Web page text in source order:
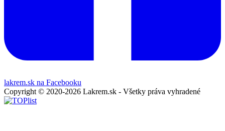
lakrem.sk na Facebooku
Copyright © 2020-2026 Lakrem.sk - Všetky práva vyhradené